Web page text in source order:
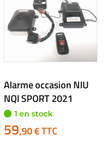
Alarme occasion NIU
NQI SPORT 2021
1 en stock
59,90 € TTC